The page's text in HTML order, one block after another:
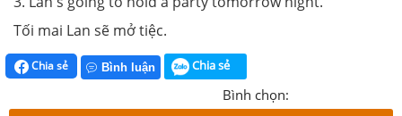
Tối mai Lan sẽ mở tiệc.
Chia sẻ Bình luận Chia sẻ
Bình chọn: